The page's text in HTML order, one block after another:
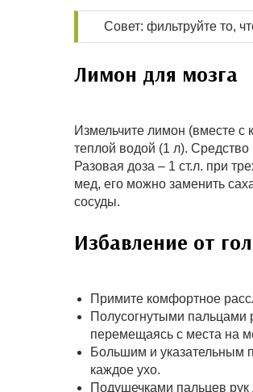
Совет: фильтруйте то,
Лимон для мозга
Измельчите лимон (вместе с
теплой водой (1 л).
Разовая доза – 1 ст.л. при
мед, его можно заменить
сосуды.
Избавление от
Примите комфортное
Полусогнутыми пальцами
перемещаясь с места на
Большим и указательным
каждое ухо.
Подушечками пальцев рук